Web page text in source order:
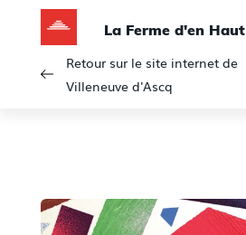
La Ferme d'en Haut
Retour sur le site internet de
Villeneuve d'Ascq